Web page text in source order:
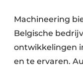
Machineering
Belgische
ontwikkelingen
en te ervaren.